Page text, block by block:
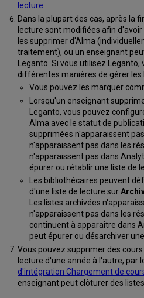
lecture
Dans la plupart des cas, après la
lecture sont modifiées afin
les supprimer d'Alma
traitement), ou un enseignant
Leganto. Si vous utilisez
différentes manières de gérer les
Vous pouvez les marquer
Lorsqu'un enseignant
Leganto, vous pouvez
Alma avec le statut de
supprimées n'apparaissent
n'apparaissent pas dans les
n'apparaissent pas dans
épurer ou rétablir une liste de
Les bibliothécaires peuvent
d'une liste de lecture sur
Les listes archivées
n'apparaissent pas dans les
continuent à apparaître dans
peut épurer ou désarchiver
Vous pouvez supprimer des
lecture d'une année à l'autre, par
d'intégration Chargement de
enseignant peut clôturer des